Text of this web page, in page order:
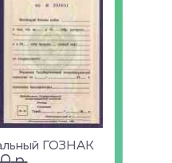
ГОЗНАК